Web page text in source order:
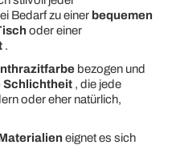
Bedarf zu einer bequemen
oder einer
.
bezogen und
Schlichtheit, die jede
oder eher natürlich,
eignet es sich